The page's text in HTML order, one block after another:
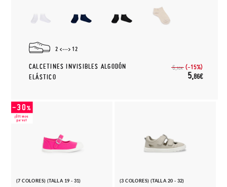
2 12
CALCETINES INVISIBLES ALGODÓN
ELÁSTICO
6,90€ (-15%)
5,86€
(7 COLORES) (TALLA 19 - 31) (3 COLORES) (TALLA 20 - 32)